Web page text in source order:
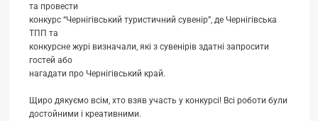
та провести
конкурс “Чернігівський туристичний сувенір”, де Чернігівська
ТПП та
конкурсне журі визначали, які з сувенірів здатні запросити
гостей або
нагадати про Чернігівський край.
Щиро дякуємо всім, хто взяв участь у конкурсі! Всі роботи були
достойними і креативними.